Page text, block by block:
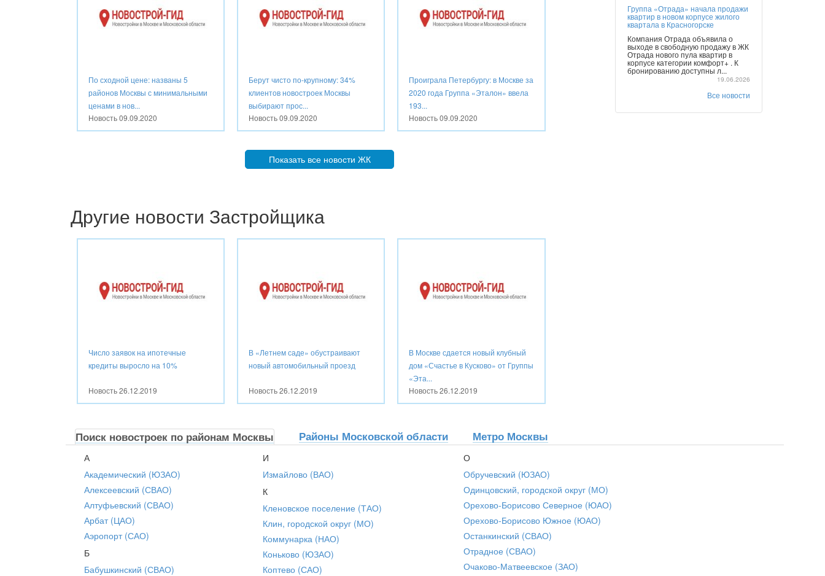
По сходной цене: названы 5
районов Москвы с минимальными
ценами в нов...
Новость09.09.2020
Берут чисто по-крупному: 34%
клиентов новостроек Москвы
выбирают прос...
Новость09.09.2020
Проиграла Петербургу: в Москве за
2020 года Группа «Эталон» ввела
193...
Новость09.09.2020
Показать все новости ЖК
Другие новости Застройщика
Число заявок на ипотечные
кредиты выросло на 10%
Новость26.12.2019
В «Летнем саде» обустраивают
новый автомобильный проезд
Новость26.12.2019
В Москве сдается новый клубный
дом «Счастье в Кусково» от Группы
«Эта...
Новость26.12.2019
Группа «Отрада» начала продажи
квартир в новом корпусе жилого
квартала в Красногорске
Компания Отрада объявила о
выходе в свободную продажу в ЖК
Отрада нового пула квартир в
корпусе категории комфорт+ . К
бронированию доступны л...
19.06.2026
Все новости
Поиск новостроек по районам Москвы Районы Московской области Метро Москвы
А
Академический (ЮЗАО)
Алексеевский (СВАО)
Алтуфьевский (СВАО)
Арбат (ЦАО)
Аэропорт (САО)
Б
Бабушкинский (СВАО)
И
Измайлово (ВАО)
К
Кленовское поселение (ТАО)
Клин, городской округ (МО)
Коммунарка (НАО)
Коньково (ЮЗАО)
Коптево (САО)
О
Обручевский (ЮЗАО)
Одинцовский, городской округ (МО)
Орехово-Борисово Северное (ЮАО)
Орехово-Борисово Южное (ЮАО)
Останкинский (СВАО)
Отрадное (СВАО)
Очаково-Матвеевское (ЗАО)